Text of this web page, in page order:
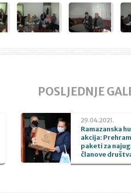
POSLJEDNJE
29.04.2021.
Ramazanska
akcija:
paketi za
članove